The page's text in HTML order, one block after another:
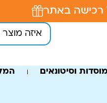
רכישה באתר
מוסדות וסיטונאים